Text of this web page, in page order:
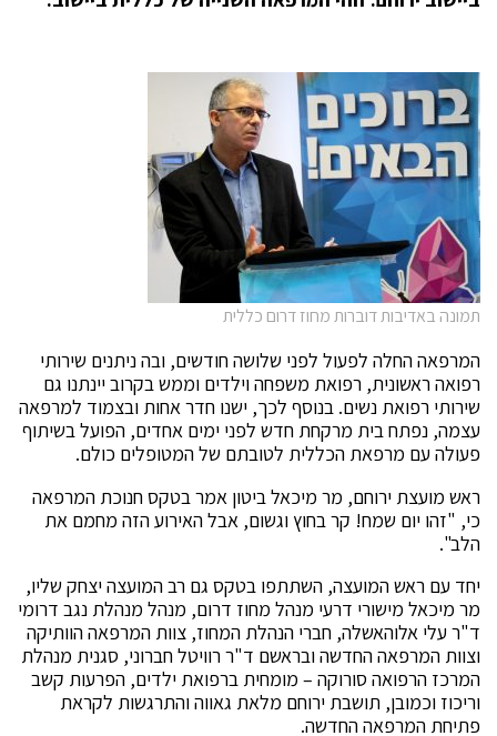
תמונה באדיבות דוברות מחוז דרום כללית
המרפאה החלה לפעול לפני שלושה חודשים, ובה ניתנים שירותי
רפואה ראשונית, רפואת משפחה וילדים וממש בקרוב יינתנו גם
שירותי רפואת נשים. בנוסף לכך, ישנו חדר אחות ובצמוד למרפאה
עצמה, נפתח בית מרקחת חדש לפני ימים אחדים, הפועל בשיתוף
פעולה עם מרפאת הכללית לטובתם של המטופלים כולם.
ראש מועצת ירוחם, מר מיכאל ביטון אמר בטקס חנוכת המרפאה
כי, "זהו יום שמח! קר בחוץ וגשום, אבל האירוע הזה מחמם את
הלב".
יחד עם ראש המועצה, השתתפו בטקס גם רב המועצה יצחק שליו,
מר מיכאל מישורי דרעי מנהל מחוז דרום, מנהל מנהלת נגב דרומי
ד"ר עלי אלוהאשלה, חברי הנהלת המחוז, צוות המרפאה הוותיקה
וצוות המרפאה החדשה ובראשם ד"ר רוויטל חברוני, סגנית מנהלת
המרכז הרפואה סורוקה – מומחית ברפואת ילדים, הפרעות קשב
וריכוז וכמובן, תושבת ירוחם מלאת גאווה והתרגשות לקראת
פתיחת המרפאה החדשה.